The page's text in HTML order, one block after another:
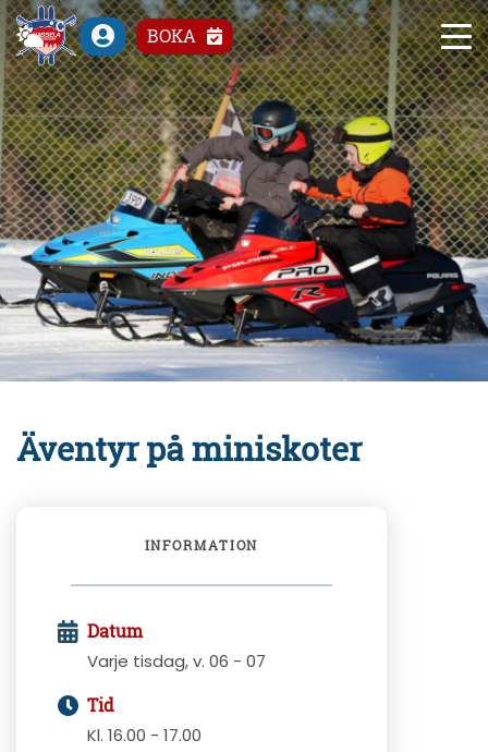
°C BOKA
Äventyr på miniskoter
INFORMATION
Datum
Varje tisdag, v. 06 - 07
Tid
Kl. 16.00 - 17.00